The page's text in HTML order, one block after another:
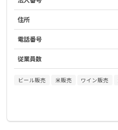
住所
電話番号
従業員数
ビール販売 米販売 ワイン販売